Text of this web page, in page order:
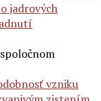
jadrových